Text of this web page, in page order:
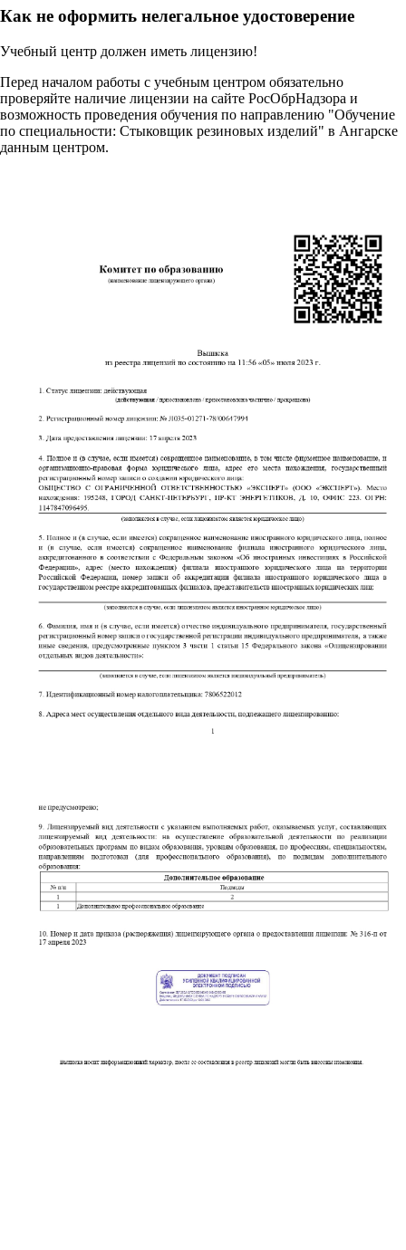
Как не оформить нелегальное удостоверение
Учебный центр должен иметь лицензию!
Перед началом работы с учебным центром обязательно
проверяйте наличие лицензии на сайте РосОбрНадзора и
возможность проведения обучения по направлению "Обучение
по специальности: Стыковщик резиновых изделий" в Ангарске
данным центром.